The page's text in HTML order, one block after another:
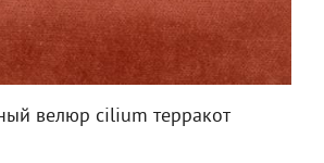
велюр cilium терракот